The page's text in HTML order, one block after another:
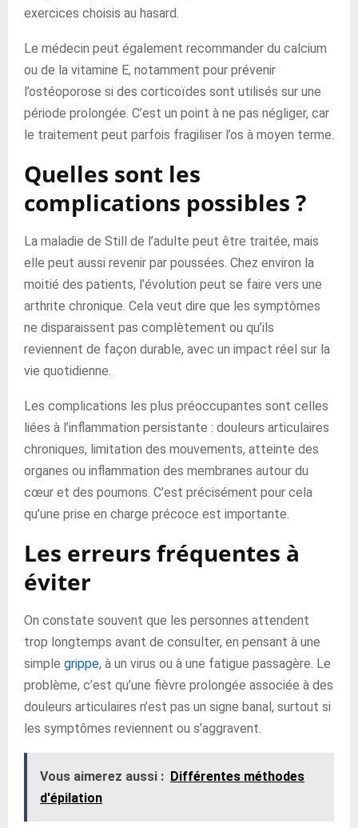
exercices choisis au hasard.
Le médecin peut également recommander du calcium
ou de la vitamine E, notamment pour prévenir
l’ostéoporose si des corticoïdes sont utilisés sur une
période prolongée. C’est un point à ne pas négliger, car
le traitement peut parfois fragiliser l’os à moyen terme.
Quelles sont les
complications possibles ?
La maladie de Still de l’adulte peut être traitée, mais
elle peut aussi revenir par poussées. Chez environ la
moitié des patients, l’évolution peut se faire vers une
arthrite chronique. Cela veut dire que les symptômes
ne disparaissent pas complètement ou qu’ils
reviennent de façon durable, avec un impact réel sur la
vie quotidienne.
Les complications les plus préoccupantes sont celles
liées à l’inflammation persistante : douleurs articulaires
chroniques, limitation des mouvements, atteinte des
organes ou inflammation des membranes autour du
cœur et des poumons. C’est précisément pour cela
qu’une prise en charge précoce est importante.
Les erreurs fréquentes à
éviter
On constate souvent que les personnes attendent
trop longtemps avant de consulter, en pensant à une
simple grippe, à un virus ou à une fatigue passagère. Le
problème, c’est qu’une fièvre prolongée associée à des
douleurs articulaires n’est pas un signe banal, surtout si
les symptômes reviennent ou s’aggravent.
Vous aimerez aussi : Différentes méthodes
d'épilation